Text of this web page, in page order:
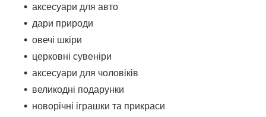
аксесуари для авто
дари природи
овечі шкіри
церковні сувеніри
аксесуари для чоловіків
великодні подарунки
новорічні іграшки та прикраси